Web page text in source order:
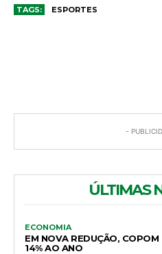
TAGS: ESPORTES
-
ÚLTIMAS
ECONOMIA
EM NOVA REDUÇÃO,
14% AO ANO